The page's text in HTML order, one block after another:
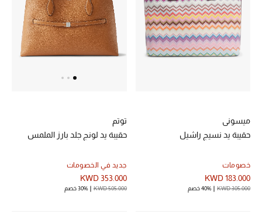
ميسوني
حقيبة يد نسيج راشيل
خصومات
KWD 183.000
KWD 305.000 40% خصم
توتم
حقيبة يد لونج جلد بارز الملمس
جديد في الخصومات
KWD 353.000
KWD 505.000 30% خصم